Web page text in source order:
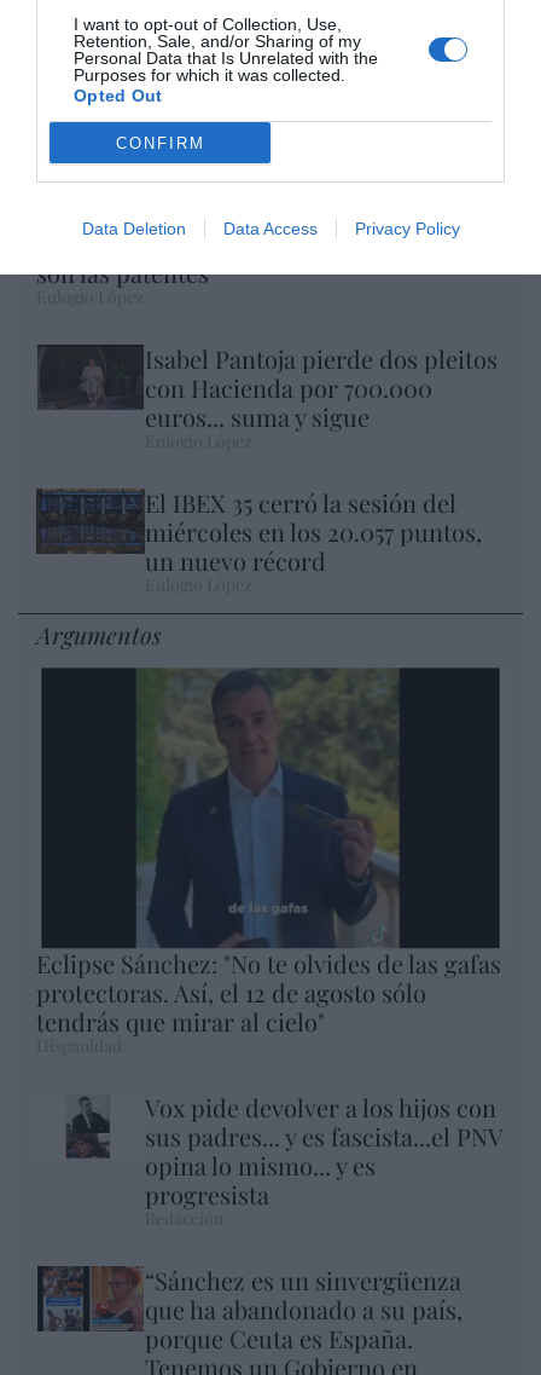
I want to opt-out of Collection, Use,
Retention, Sale, and/or Sharing of my
Personal Data that Is Unrelated with the
Purposes for which it was collected.
Opted Out
CONFIRM
Data Deletion Data Access Privacy Policy
Nokia, Ericsson... Huawei: lo que importan
son las patentes
Isabel Pantoja pierde dos pleitos
con Hacienda por 700.000
euros... suma y sigue
El IBEX 35 cerró la sesión del
miércoles en los 20.057 puntos,
un nuevo récord
Argumentos
Eclipse Sánchez: "No te olvides de las gafas
protectoras. Así, el 12 de agosto sólo
tendrás que mirar al cielo"
Vox pide devolver a los hijos con
sus padres... y es fascista...el PNV
opina lo mismo... y es
progresista
“Sánchez es un sinvergüenza
que ha abandonado a su país,
porque Ceuta es España.
Tenemos un Gobierno en